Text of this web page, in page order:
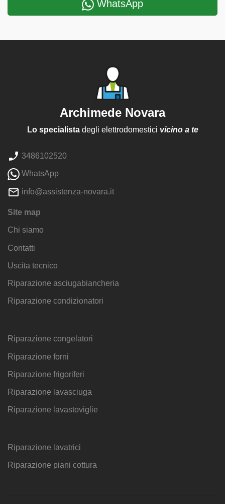
WhatsApp
Archimede Novara
Lo specialistadegli elettrodomestici vicino a te
3486102520
WhatsApp
info@assistenza-novara.it
Site map
Chi siamo
Contatti
Uscita tecnico
Riparazione asciugabiancheria
Riparazione condizionatori
Riparazione congelatori
Riparazione forni
Riparazione frigoriferi
Riparazione lavasciuga
Riparazione lavastoviglie
Riparazione lavatrici
Riparazione piani cottura